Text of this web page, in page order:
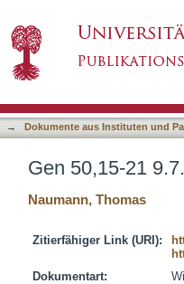
→ Dokumente aus Instituten und
Gen 50,15-21
Naumann, Thomas
Zitierfähiger Link (URI):
Dokumentart: